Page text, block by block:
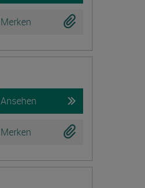
Merken
Ansehen
Merken